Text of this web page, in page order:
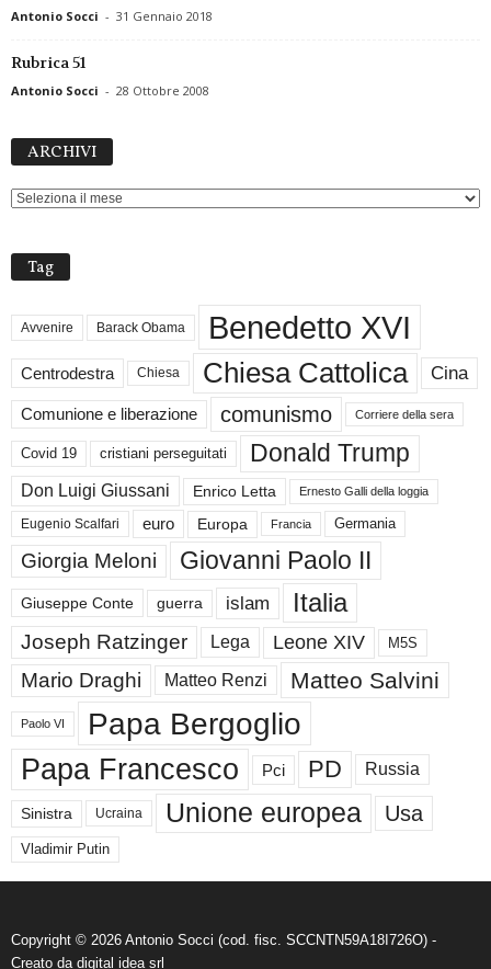
Antonio Socci - 31 Gennaio 2018
Rubrica 51
Antonio Socci - 28 Ottobre 2008
ARCHIVI
Tag
Avvenire Barack Obama Benedetto XVI
Centrodestra Chiesa Chiesa Cattolica Cina
Comunione e liberazione comunismo Corriere della sera
Covid 19 cristiani perseguitati Donald Trump
Don Luigi Giussani Enrico Letta Ernesto Galli della loggia
Eugenio Scalfari euro Europa Francia Germania
Giorgia Meloni Giovanni Paolo II
Giuseppe Conte guerra islam Italia
Joseph Ratzinger Lega Leone XIV M5S
Mario Draghi Matteo Renzi Matteo Salvini
Paolo VI Papa Bergoglio
Papa Francesco Pci PD Russia
Sinistra Ucraina Unione europea Usa
Vladimir Putin
Copyright © 2026 Antonio Socci (cod. fisc. SCCNTN59A18I726O) -
Creato da digital idea srl